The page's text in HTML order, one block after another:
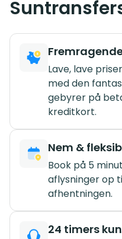
Lave, lave
med den
gebyrer på
kreditkort.
Nem &
Book på 5
aflysninger op
afhentningen.
24 timers